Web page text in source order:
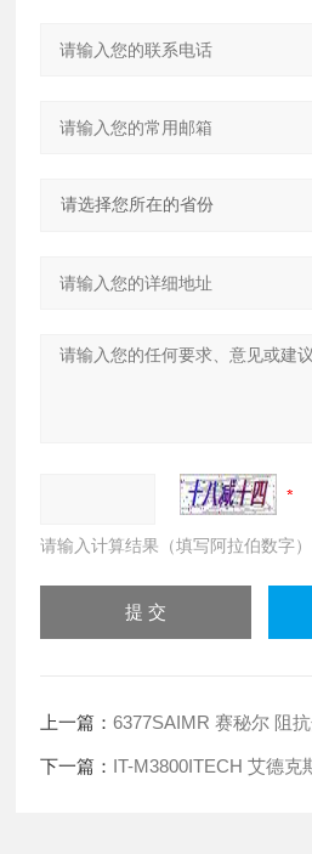
请输入计算结果（填写阿拉伯数字
上一篇：6377SAIMR 赛秘尔 阻
下一篇： IT-M3800ITECH 艾德克